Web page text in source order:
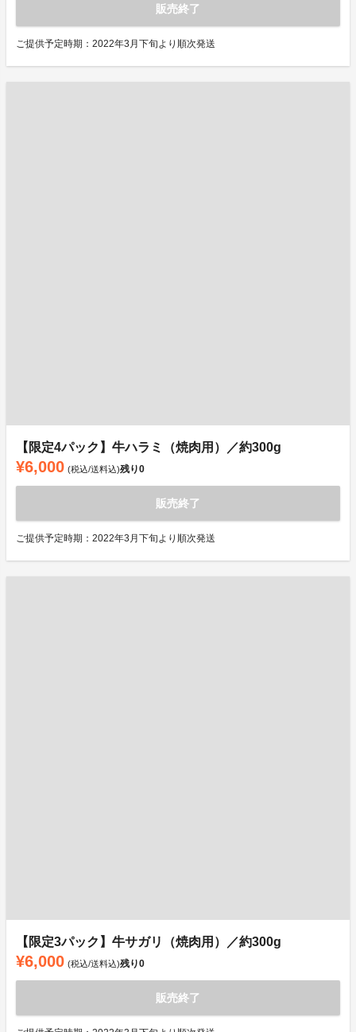
販売終了
ご提供予定時期：2022年3月下旬より順次発送
【限定4パック】牛ハラミ（焼肉用）／約300g
¥6,000 (税込/送料込)残り0
販売終了
ご提供予定時期：2022年3月下旬より順次発送
【限定3パック】牛サガリ（焼肉用）／約300g
¥6,000 (税込/送料込)残り0
販売終了